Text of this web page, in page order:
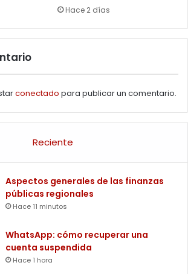
Hace 2 días
conectado para publicar un comentario.
Reciente
Aspectos generales de las finanzas
públicas regionales
Hace 11 minutos
WhatsApp: cómo recuperar una
cuenta suspendida
Hace 1 hora